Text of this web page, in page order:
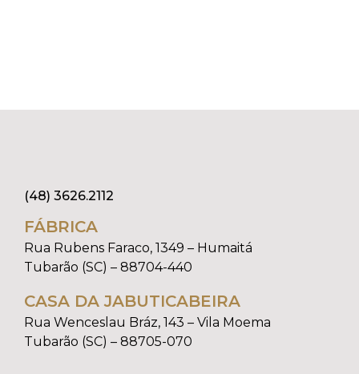
(48) 3626.2112
FÁBRICA
Rua Rubens Faraco, 1349 – Humaitá
Tubarão (SC) – 88704-440
CASA DA JABUTICABEIRA
Rua Wenceslau Bráz, 143 – Vila Moema
Tubarão (SC) – 88705-070